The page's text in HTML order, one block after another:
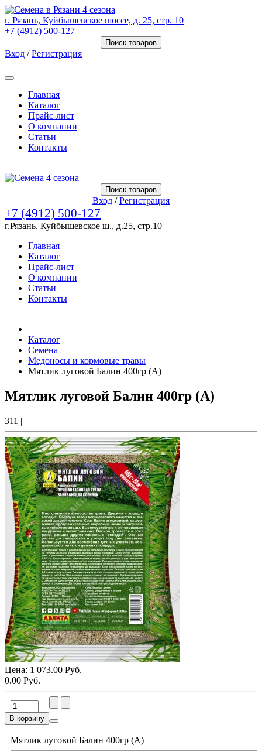
г. Рязань, Куйбышевское шоссе, д. 25, стр. 10
+7 (4912) 500-127
Поиск товаров
Вход /Регистрация
Главная
Каталог
Прайс-лист
О компании
Статьи
Контакты
Поиск товаров
Вход /Регистрация
+7 (4912) 500-127
г.Рязань, Куйбышевское ш., д.25, стр.10
Главная
Каталог
Прайс-лист
О компании
Статьи
Контакты
Каталог
Семена
Медоносы и кормовые травы
Мятлик луговой Балин 400гр (А)
Мятлик луговой Балин 400гр (А)
311 |
Цена: 1 073.00 Руб.
0.00 Руб.
В корзину
Мятлик луговой Балин 400гр (А)